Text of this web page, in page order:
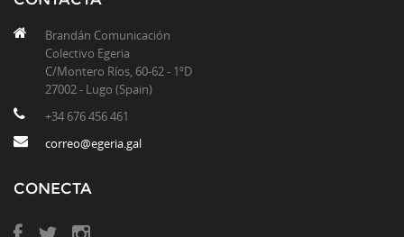
Brandán Comunicación
Colectivo Egeria
C/Montero Ríos, 60-62 - 1ºD
27002 - Lugo (Spain)
+34 676 456 461
correo@egeria.gal
CONECTA